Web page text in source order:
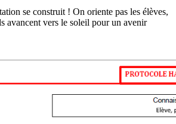
se construit ! On oriente pas les élèves,
avancent vers le soleil pour un avenir